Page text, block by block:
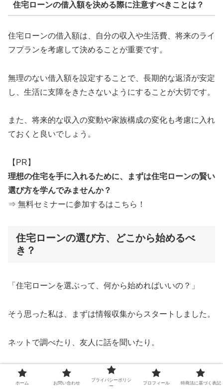
住宅ローンの借入額を決める際に注意すべきことは？
住宅ローンの借入額は、自分の収入や生活費、将来のライ
フプランを考慮して決めることが重要です。
無理のない借入額を設定することで、長期的な返済が安定
し、生活に支障をきたさないようにすることが大切です。
また、将来的な収入の変動や家族構成の変化も考慮に入れ
ておくと良いでしょう。
【PR】
理想の住宅を手に入れるために、まずは住宅ローンの賢い
選び方を学んでみませんか？
⇒ 無料セミナーに参加するはこちら！
住宅ローンの選び方、どこから始めるべ
き？
「住宅ローンを選ぶって、何から始めればいいの？」
そう思った私は、まずは情報収集からスタートしました。
ネットで調べたり、友人に話を聞いたり。
でも、情報が多すぎて混乱しちゃうんですよね。
ホーム お問い合わせ
プライバシーポリシ
ー
プロフィール 特商法に基づく表記